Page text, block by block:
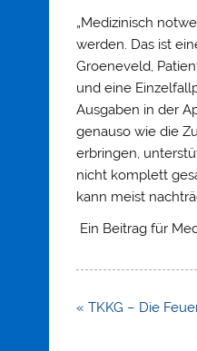
„Medizinisch
werden. Das ist
Groeneveld,
und eine
Ausgaben in der
genauso wie die
erbringen,
nicht komplett
kann meist
Ein Beitrag für
Beitragsnavigation
« TKKG – Die